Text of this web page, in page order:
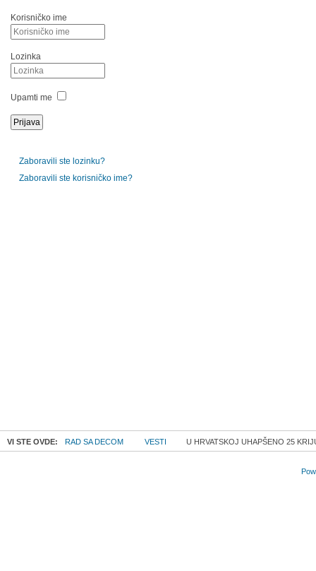
Korisničko ime
Lozinka
Upamti me
Zaboravili ste lozinku?
Zaboravili ste korisničko ime?
VI STE OVDE: RAD SA DECOM VESTI U HRVATSKOJ UHAPŠENO 25